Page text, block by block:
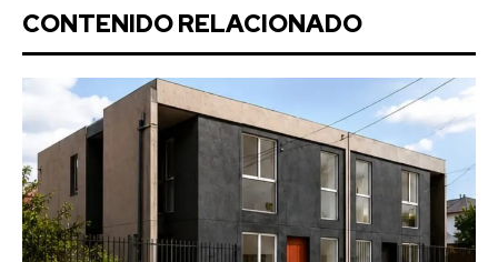
CONTENIDO RELACIONADO